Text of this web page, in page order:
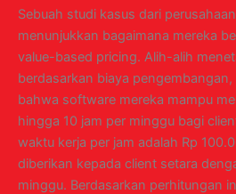
Sebuah studi kasus dari
menunjukkan bagaimana mereka
value-based pricing. Alih-alih
berdasarkan biaya
bahwa software mereka mampu
hingga 10 jam per minggu bagi
waktu kerja per jam adalah Rp
diberikan kepada client setara
minggu. Berdasarkan perhitungan